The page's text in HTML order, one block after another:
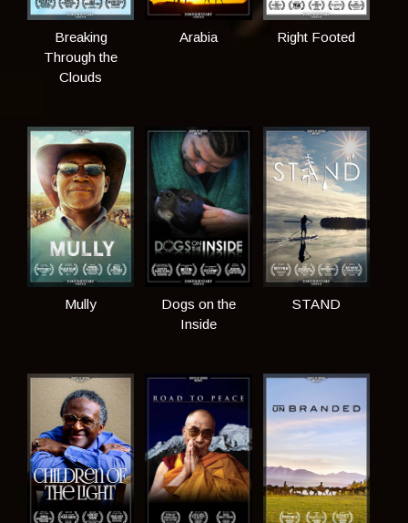
Breaking
Through the
Clouds
Arabia Right Footed
Mully
Dogs on the
Inside
STAND